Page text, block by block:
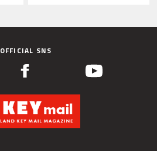
OFFICIAL SNS